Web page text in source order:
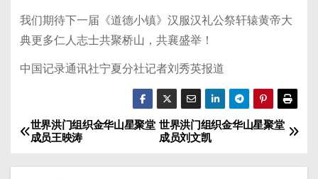
我们期待下一届《道德小镇》汉服汉礼公祭轩辕黄帝大
典更多仁人志士共聚桥山，共襄盛举！
中国记录通讯社宁夏分社记者刘秀英报道
文
章
世界洪门组织金华山星聚堂
成员刘文凯
世界洪门组织金华山星聚堂
成员王映涛